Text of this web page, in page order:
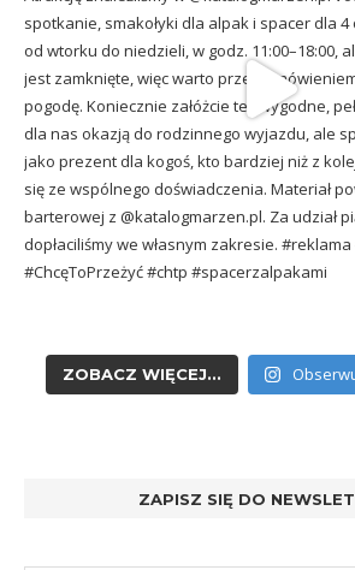
ZOBACZ WIĘCEJ...
ZAPISZ SIĘ DO